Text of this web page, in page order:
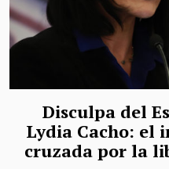
Disculpa del
Lydia Cacho: el
cruzada por la